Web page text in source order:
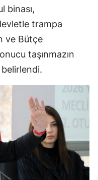
binası,
trampa
ve Bütçe
taşınmazın